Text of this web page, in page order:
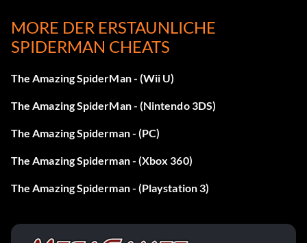
MORE DER ERSTAUNLICHE
SPIDERMAN CHEATS
The Amazing SpiderMan - (Wii U)
The Amazing SpiderMan - (Nintendo 3DS)
The Amazing Spiderman - (PC)
The Amazing Spiderman - (Xbox 360)
The Amazing Spiderman - (Playstation 3)